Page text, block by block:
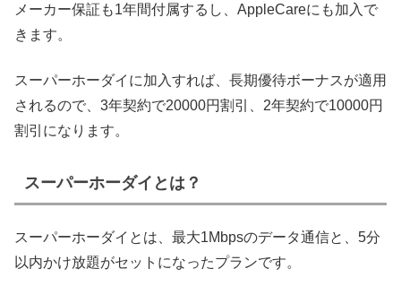
メーカー保証も1年間付属するし、AppleCareにも加入で
きます。
スーパーホーダイに加入すれば、長期優待ボーナスが適用
されるので、3年契約で20000円割引、2年契約で10000円
割引になります。
スーパーホーダイとは？
スーパーホーダイとは、最大1Mbpsのデータ通信と、5分
以内かけ放題がセットになったプランです。